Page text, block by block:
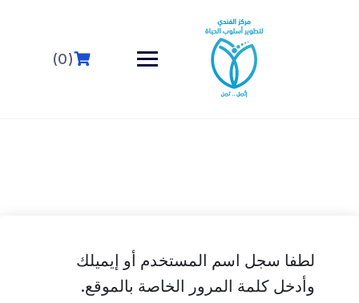
(0)
لطفا سجل اسم المستخدم أو إيميلك
وأدخل كلمة المرور الخاصة بالموقع.